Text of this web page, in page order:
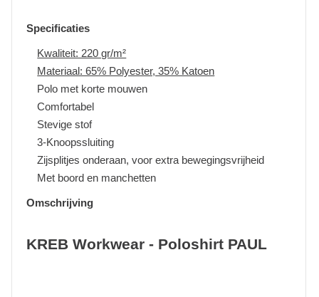
Specificaties
Kwaliteit: 220 gr/m²
Materiaal: 65% Polyester, 35% Katoen
Polo met korte mouwen
Comfortabel
Stevige stof
3-Knoopssluiting
Zijsplitjes onderaan, voor extra bewegingsvrijheid
Met boord en manchetten
Omschrijving
KREB Workwear - Poloshirt PAUL